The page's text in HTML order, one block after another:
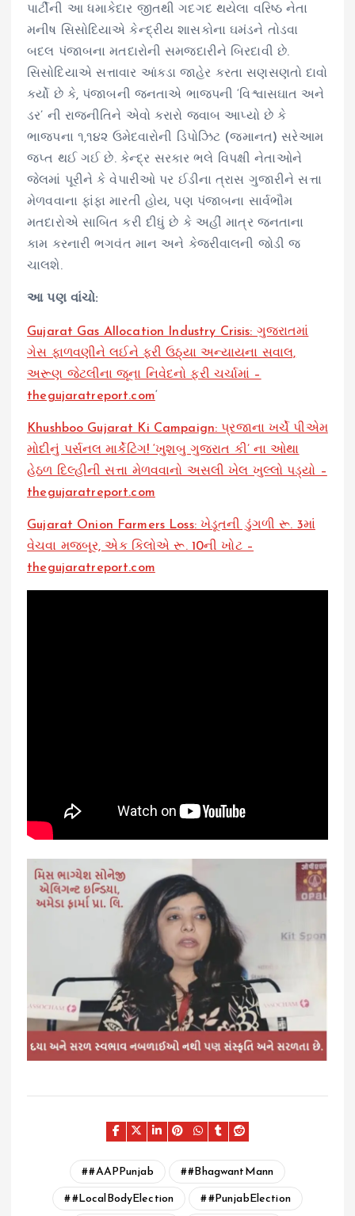
પાર્ટીની આ ધમાકેદાર જીતથી ગદગદ થયેલા વરિષ્ઠ નેતા
મનીષ સિસોદિયાએ કેન્દ્રીય શાસકોના ઘમંડને તોડવા
બદલ પંજાબના મતદારોની સમજદારીને બિરદાવી છે.
સિસોદિયાએ સત્તાવાર આંકડા જાહેર કરતા સણસણતો દાવો
કર્યો છે કે, પંજાબની જનતાએ ભાજપની ‘વિશ્વાસઘાત અને
ડર’ ની રાજનીતિને એવો કરારો જવાબ આપ્યો છે કે
ભાજપના ૧,૧૪૨ ઉમેદવારોની ડિપોઝિટ (જમાનત) સરેઆમ
જપ્ત થઈ ગઈ છે. કેન્દ્ર સરકાર ભલે વિપક્ષી નેતાઓને
જેલમાં પૂરીને કે વેપારીઓ પર ઈડીના ત્રાસ ગુજારીને સત્તા
મેળવવાના ફાંફા મારતી હોય, પણ પંજાબના સાર્વભૌમ
મતદારોએ સાબિત કરી દીધું છે કે અહીં માત્ર જનતાના
કામ કરનારી ભગવંત માન અને કેજરીવાલની જોડી જ
ચાલશે.
આ પણ વાંચો:
Gujarat Gas Allocation Industry Crisis: ગુજરાતમાં
ગેસ ફાળવણીને લઈને ફરી ઉઠ્યા અન્યાયના સવાલ,
અરૂણ જેટલીના જૂના નિવેદનો ફરી ચર્ચામાં –
thegujaratreport.com‘
Khushboo Gujarat Ki Campaign: પ્રજાના ખર્ચે પીએમ
મોદીનું પર્સનલ માર્કેટિંગ! ‘ખુશબુ ગુજરાત કી’ ના ઓથા
હેઠળ દિલ્હીની સત્તા મેળવવાનો અસલી ખેલ ખુલ્લો પડ્યો –
thegujaratreport.com
Gujarat Onion Farmers Loss: ખેડૂતની ડુંગળી રૂ. 3માં
વેચવા મજબૂર, એક કિલોએ રૂ. 10ની ખોટ –
thegujaratreport.com
#AAPPunjab #BhagwantMann
#LocalBodyElection #PunjabElection